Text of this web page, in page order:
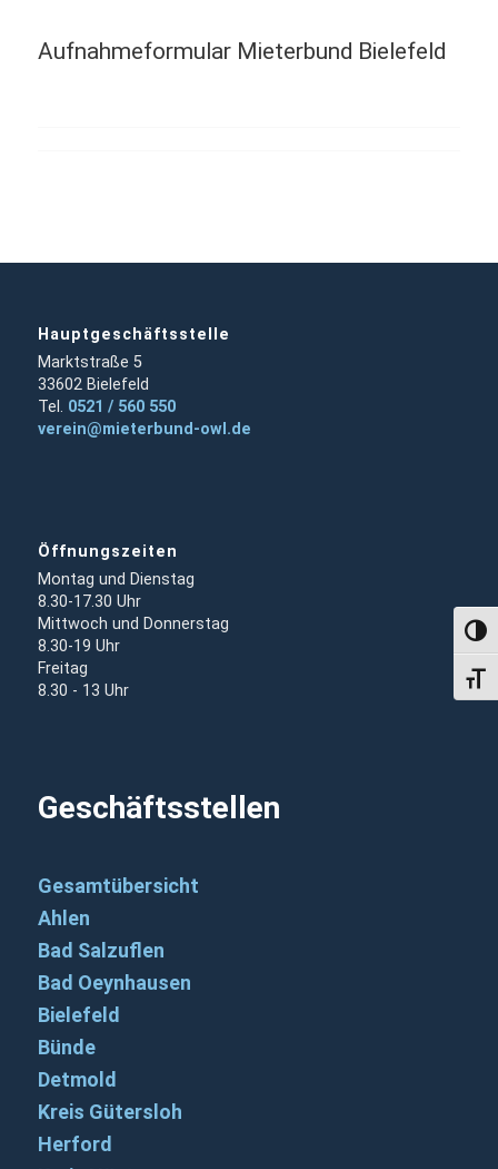
Aufnahmeformular Mieterbund Bielefeld
Hauptgeschäftsstelle
Marktstraße 5
33602 Bielefeld
Tel. 0521 / 560 550
verein@mieterbund-owl.de
Öffnungszeiten
Montag und Dienstag
8.30-17.30 Uhr
Mittwoch und Donnerstag
8.30-19 Uhr
Freitag
8.30 - 13 Uhr
Geschäftsstellen
Gesamtübersicht
Ahlen
Bad Salzuflen
Bad Oeynhausen
Bielefeld
Bünde
Detmold
Kreis Gütersloh
Herford